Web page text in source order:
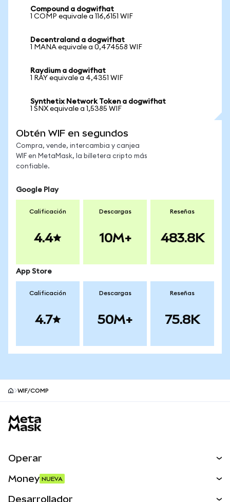
Compound a dogwifhat
1 COMP equivale a 116,6151 WIF
Decentraland a dogwifhat
1 MANA equivale a 0,474558 WIF
Raydium a dogwifhat
1 RAY equivale a 4,4351 WIF
Synthetix Network Token a dogwifhat
1 SNX equivale a 1,5385 WIF
Obtén WIF en segundos
Compra, vende, intercambia y canjea
WIF en MetaMask, la billetera cripto más
confiable.
Google Play
Calificación
4.4
Descargas
10M+
Reseñas
483.8K
App Store
Calificación
4.7
Descargas
50M+
Reseñas
75.8K
WIF/COMP
Operar
Money NUEVA
Desarrollador